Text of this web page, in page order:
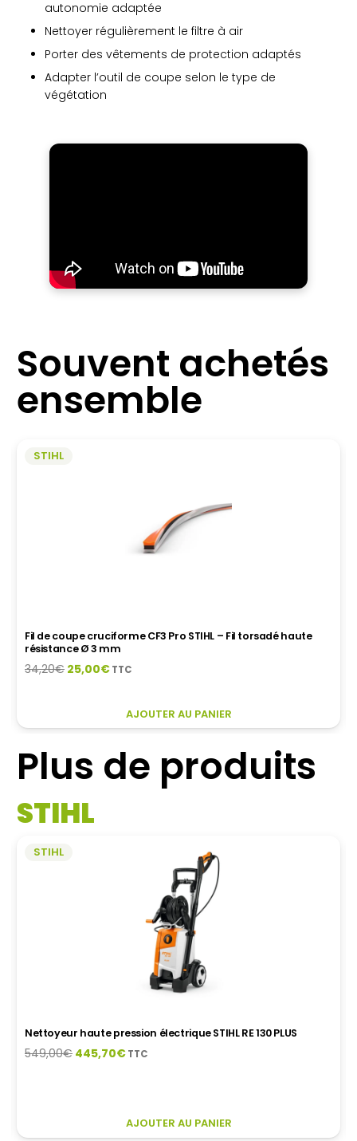
autonomie adaptée
Nettoyer régulièrement le filtre à air
Porter des vêtements de protection adaptés
Adapter l’outil de coupe selon le type de
végétation
Souvent achetés
ensemble
PRODUIT
PLUSIEURS
VARIATIONS.
OPTIONS
STIHL
Fil de coupe cruciforme CF3 Pro STIHL – Fil torsadé haute
résistance Ø 3 mm
34,20€ Le
25,00€Le
est :
TTC
AJOUTER AU PANIER
Plus de produits
STIHL
STIHL
Nettoyeur haute pression électrique STIHL RE 130 PLUS
549,00€ Le
549,00€.
445,70€Le
445,70€.
TTC
AJOUTER AU PANIER